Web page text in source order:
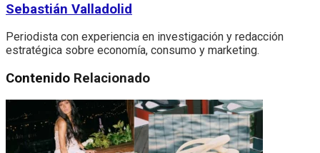
Sebastián Valladolid
Periodista con experiencia en investigación y redacción
estratégica sobre economía, consumo y marketing.
Contenido Relacionado